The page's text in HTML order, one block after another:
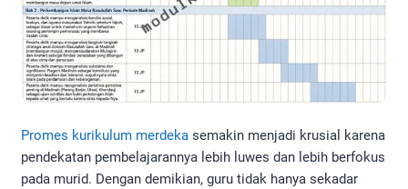
Promes kurikulum merdeka semakin menjadi krusial karena
pendekatan pembelajarannya lebih luwes dan lebih berfokus
pada murid. Dengan demikian, guru tidak hanya sekadar